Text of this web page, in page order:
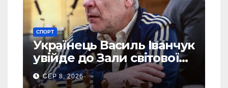
СПОРТ
Українець Василь Іванчук
увійде до Зали світової
шахової слави
СЕР 8, 2026